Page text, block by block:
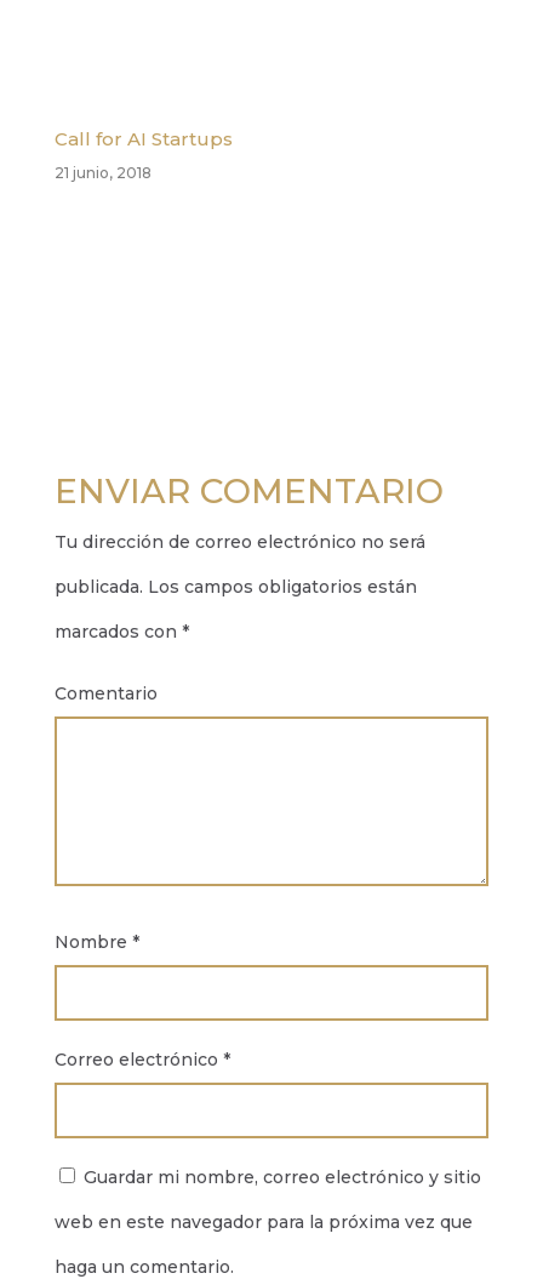
Call for AI Startups
21 junio, 2018
ENVIAR COMENTARIO
Tu dirección de correo electrónico no será
publicada. Los campos obligatorios están
marcados con *
Comentario
Nombre *
Correo electrónico *
Guardar mi nombre, correo electrónico y sitio
web en este navegador para la próxima vez que
haga un comentario.